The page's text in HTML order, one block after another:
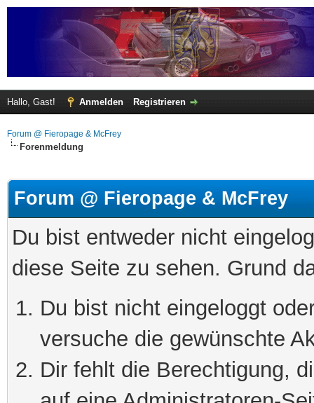
Hallo, Gast! Anmelden Registrieren
Forum @ Fieropage & McFrey
Forenmeldung
Forum @ Fieropage & McFrey
Du bist entweder nicht
diese Seite zu sehen. Grund
Du bist nicht eingeloggt
versuche die gewünschte
Dir fehlt die Berechtigung,